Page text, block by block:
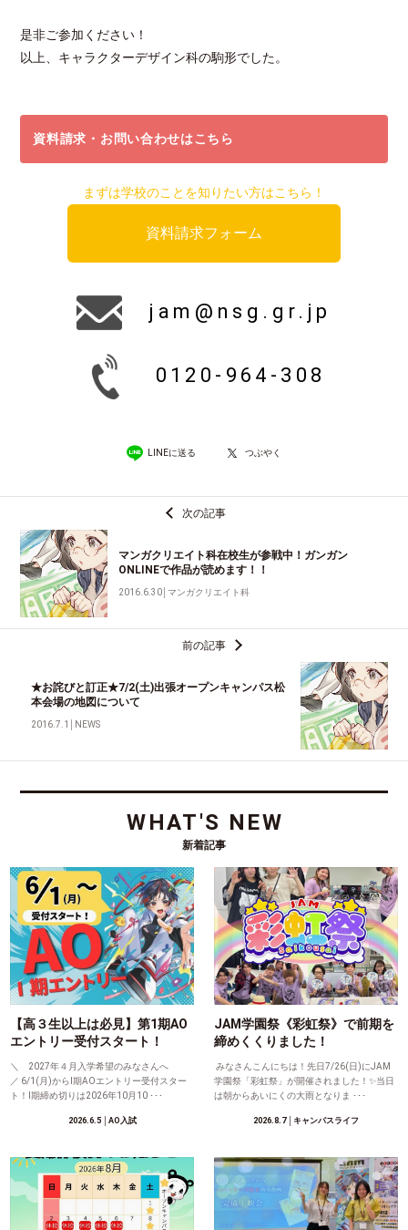
是非ご参加ください！
以上、キャラクターデザイン科の駒形でした。
資料請求・お問い合わせはこちら
まずは学校のことを知りたい方はこちら！
資料請求フォーム
jam@nsg.gr.jp
0120-964-308
LINEに送る つぶやく
次の記事
マンガクリエイト科在校生が参戦中！ガンガン
ONLINEで作品が読めます！！
2016.6.30 │マンガクリエイト科
前の記事
★お詫びと訂正★7/2(土)出張オープンキャンパス松
本会場の地図について
2016.7.1 NEWS
WHAT'S NEW
新着記事
【高３生以上は必見】第1期AO
エントリー受付スタート！
＼ 2027年４月入学希望のみなさんへ
／ 6/1(月)からⅠ期AOエントリー受付スター
ト！Ⅰ期締め切りは2026年10月10 ･･･
2026.6.5│AO入試
JAM学園祭《彩虹祭》で前期を
締めくくりました！
みなさんこんにちは！先日7/26(日)にJAM
学園祭「彩虹祭」が開催されました！✨当日
は朝からあいにくの大雨となりま ･･･
2026.8.7│キャンパスライフ